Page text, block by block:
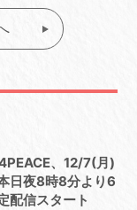
、12/7(月)
日夜8時8分より6
配信スタート